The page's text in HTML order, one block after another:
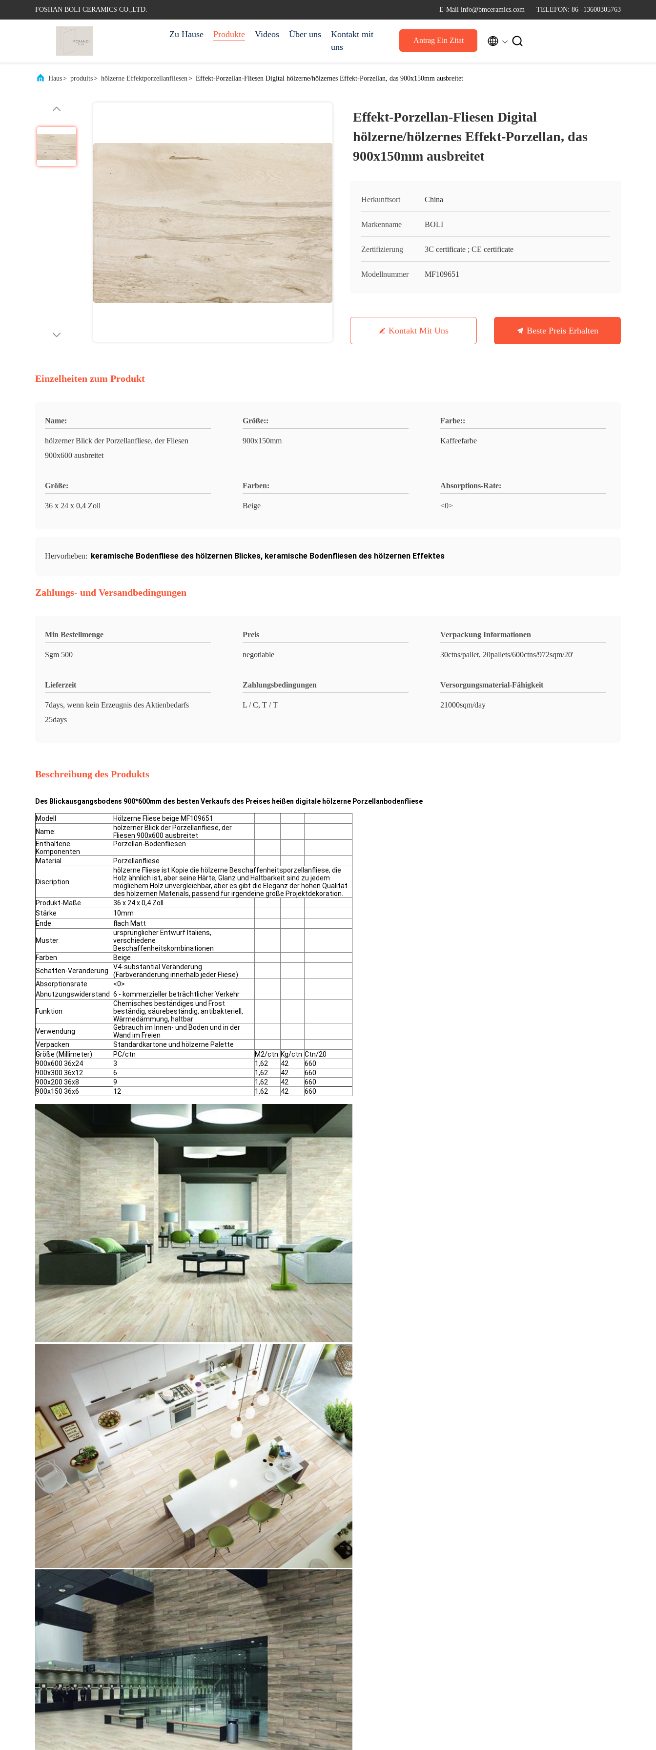
FOSHAN BOLI CERAMICS CO.,LTD. E-Mail info@bmceramics.com TELEFON: 86--13600305763
Zu Hause Produkte Videos Über uns
Kontakt mit
uns
Antrag Ein Zitat  
Haus> produits> hölzerne Effektporzellanfliesen> Effekt-Porzellan-Fliesen Digital hölzerne/hölzernes Effekt-Porzellan, das 900x150mm ausbreitet
Effekt-Porzellan-Fliesen Digital
hölzerne/hölzernes Effekt-Porzellan, das
900x150mm ausbreitet
Herkunftsort China
Markenname BOLI
Zertifizierung 3C certificate ; CE certificate
Modellnummer MF109651
Kontakt Mit Uns Beste Preis Erhalten
Einzelheiten zum Produkt
Name:
hölzerner Blick der Porzellanfliese, der Fliesen
900x600 ausbreitet
Größe::
900x150mm
Farbe::
Kaffeefarbe
Größe:
36 x 24 x 0,4 Zoll
Farben:
Beige
Absorptions-Rate:
<0>
Hervorheben: keramische Bodenfliese des hölzernen Blickes, keramische Bodenfliesen des hölzernen Effektes
Zahlungs- und Versandbedingungen
Min Bestellmenge
Sgm 500
Preis
negotiable
Verpackung Informationen
30ctns/pallet, 20pallets/600ctns/972sqm/20'
Lieferzeit
7days, wenn kein Erzeugnis des Aktienbedarfs
25days
Zahlungsbedingungen
L / C, T / T
Versorgungsmaterial-Fähigkeit
21000sqm/day
Beschreibung des Produkts
Des Blickausgangsbodens 900*600mm des besten Verkaufs des Preises heißen digitale hölzerne Porzellanbodenfliese
Modell
Hölzerne Fliese beige MF109651
Name:
hölzerner Blick der Porzellanfliese, der
Fliesen 900x600 ausbreitet
Enthaltene
Komponenten
Porzellan-Bodenfliesen
Material Porzellanfliese
Discription
hölzerne Fliese ist Kopie die hölzerne Beschaffenheitsporzellanfliese, die
Holz ähnlich ist, aber seine Härte, Glanz und Haltbarkeit sind zu jedem
möglichem Holz unvergleichbar, aber es gibt die Eleganz der hohen Qualität
des hölzernen Materials, passend für irgendeine große Projektdekoration.
Produkt-Maße
36 x 24 x 0,4 Zoll
Stärke
10mm
Ende
flach Matt
Muster
ursprünglicher Entwurf Italiens,
verschiedene
Beschaffenheitskombinationen
Farben
Beige
Schatten-Veränderung
V4-substantial Veränderung
(Farbveränderung innerhalb jeder Fliese)
Absorptionsrate
<0>
Abnutzungswiderstand 6 - kommerzieller beträchtlicher Verkehr
Funktion
Chemisches beständiges und Frost
beständig, säurebeständig, antibakteriell,
Wärmedämmung, haltbar
Verwendung
Gebrauch im Innen- und Boden und in der
Wand im Freien
Verpacken
Standardkartone und hölzerne Palette
Größe (Millimeter)
PC/ctn M2/ctn Kg/ctn Ctn/20
900x600 36x24
3 1,62 42
660
900x300 36x12
6 1,62 42
660
900x200 36x8
9 1,62 42
660
900x150 36x6
12 1,62 42 660